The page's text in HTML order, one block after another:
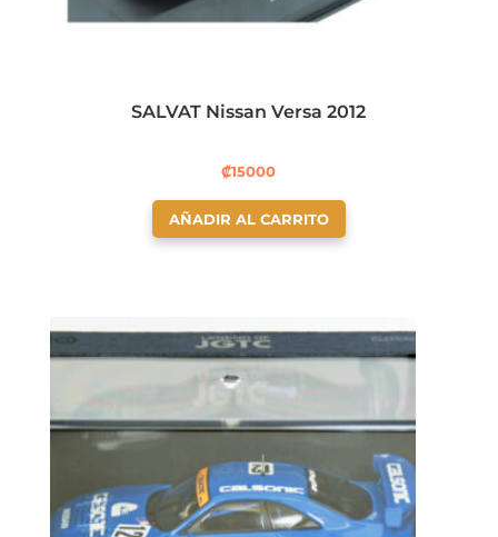
SALVAT Nissan Versa 2012
₡15000
AÑADIR AL CARRITO